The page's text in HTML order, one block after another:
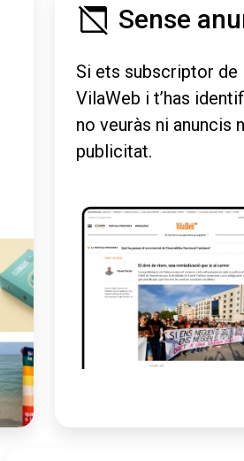
Sense
Si ets subscriptor de
VilaWeb i t’has
no veuràs ni anuncis
publicitat.